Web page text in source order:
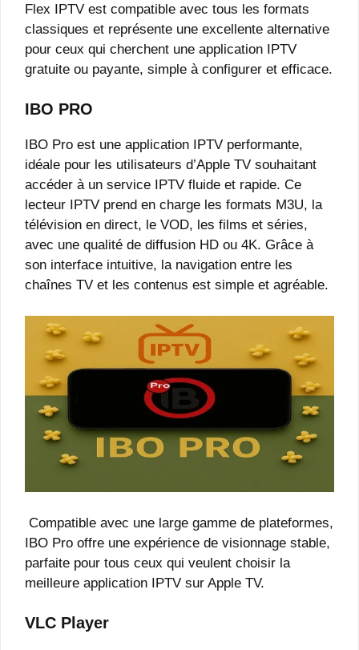
Flex IPTV est compatible avec tous les formats
classiques et représente une excellente alternative
pour ceux qui cherchent une application IPTV
gratuite ou payante, simple à configurer et efficace.
IBO PRO
IBO Pro est une application IPTV performante,
idéale pour les utilisateurs d’Apple TV souhaitant
accéder à un service IPTV fluide et rapide. Ce
lecteur IPTV prend en charge les formats M3U, la
télévision en direct, le VOD, les films et séries,
avec une qualité de diffusion HD ou 4K. Grâce à
son interface intuitive, la navigation entre les
chaînes TV et les contenus est simple et agréable.
Compatible avec une large gamme de plateformes,
IBO Pro offre une expérience de visionnage stable,
parfaite pour tous ceux qui veulent choisir la
meilleure application IPTV sur Apple TV.
VLC Player